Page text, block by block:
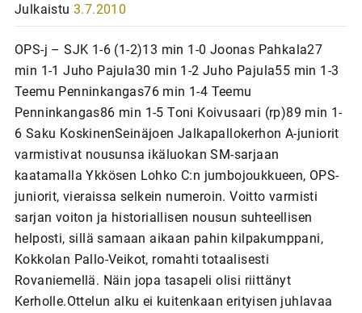
Julkaistu 3.7.2010
OPS-j – SJK 1-6 (1-2)13 min 1-0 Joonas Pahkala27
min 1-1 Juho Pajula30 min 1-2 Juho Pajula55 min 1-3
Teemu Penninkangas76 min 1-4 Teemu
Penninkangas86 min 1-5 Toni Koivusaari (rp)89 min 1-
6 Saku KoskinenSeinäjoen Jalkapallokerhon A-juniorit
varmistivat nousunsa ikäluokan SM-sarjaan
kaatamalla Ykkösen Lohko C:n jumbojoukkueen, OPS-
juniorit, vieraissa selkein numeroin. Voitto varmisti
sarjan voiton ja historiallisen nousun suhteellisen
helposti, sillä samaan aikaan pahin kilpakumppani,
Kokkolan Pallo-Veikot, romahti totaalisesti
Rovaniemellä. Näin jopa tasapeli olisi riittänyt
Kerholle.Ottelun alku ei kuitenkaan erityisen juhlavaa